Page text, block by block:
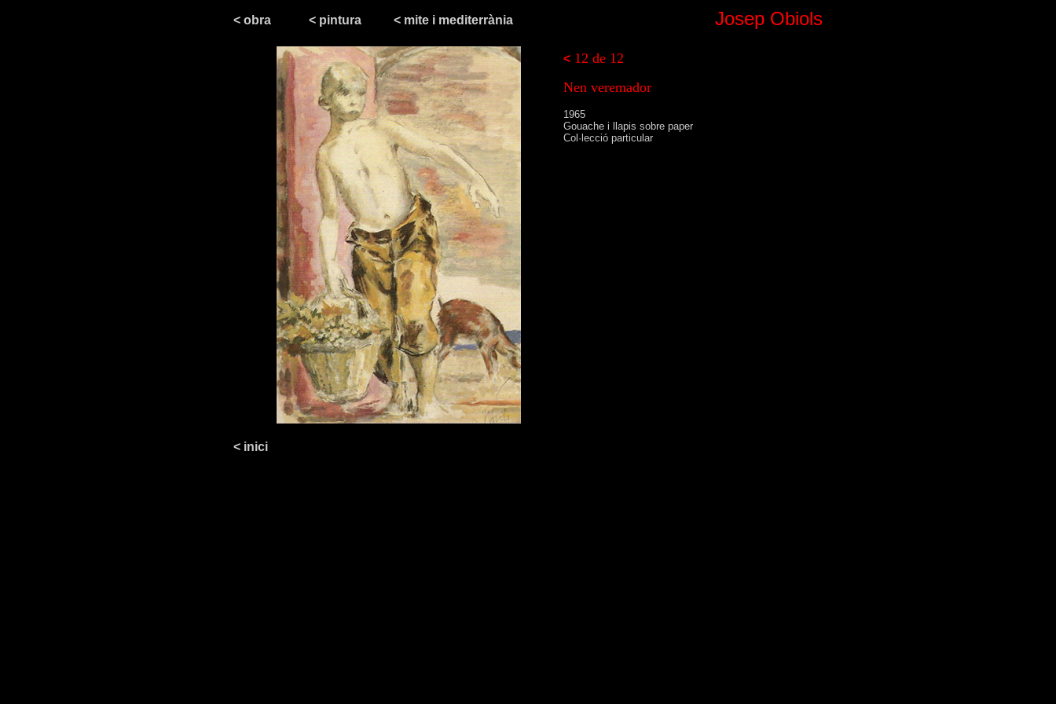
Josep Obiols
< obra < pintura < mite i mediterrània
< 12 de 12
Nen veremador
1965
Gouache i llapis sobre paper
Col·lecció particular
< inici